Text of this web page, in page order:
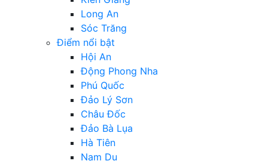
Long An
Sóc Trăng
Điểm nổi bật
Hội An
Động Phong Nha
Phú Quốc
Đảo Lý Sơn
Châu Đốc
Đảo Bà Lụa
Hà Tiên
Nam Du